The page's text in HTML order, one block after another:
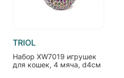
TRIOL
Набор XW7019 игрушек
для кошек, 4 мяча, d4см